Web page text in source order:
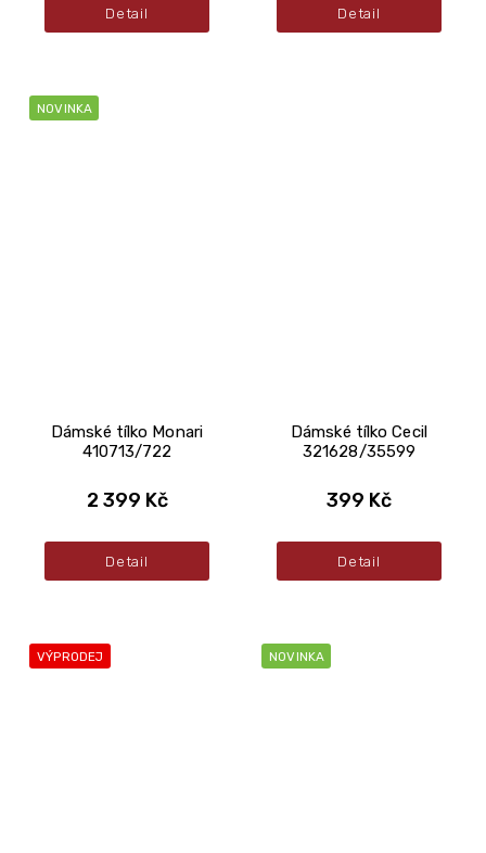
Detail Detail
NOVINKA
Dámské tílko Monari
410713/722
2 399 Kč
Detail
Dámské tílko Cecil
321628/35599
399 Kč
Detail
VÝPRODEJ NOVINKA